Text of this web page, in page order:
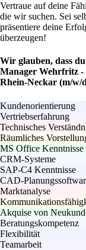
Vertraue auf deine
die wir suchen. Sei
präsentiere deine
überzeugen!
Wir glauben, dass
Manager Wehrfritz -
Rhein-Neckar (m/w/
Kundenorientierung
Vertriebserfahrung
Technisches
Räumliches
MS Office Kenntnisse
CRM-Systeme
SAP-C4 Kenntnisse
CAD-
Marktanalyse
Akquise von
Beratungskompetenz
Flexibilität
Teamarbeit